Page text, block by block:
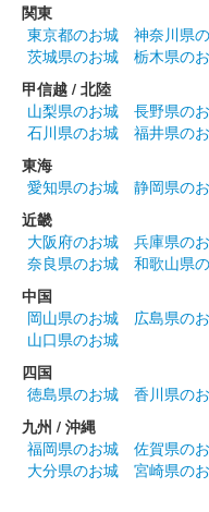
前橋城 御城印
前橋城 御城印
前橋城 御城印
前橋城 御城印
前橋城 御城印
前橋城 御城印
関東
東京都のお城
神奈川県
茨城県のお城
栃木県の
甲信越 / 北陸
山梨県のお城
長野県の
石川県のお城
福井県の
東海
愛知県のお城
静岡県の
近畿
大阪府のお城
兵庫県の
奈良県のお城
和歌山県
中国
岡山県のお城
広島県の
山口県のお城
四国
徳島県のお城
香川県の
九州 / 沖縄
福岡県のお城
佐賀県の
大分県のお城
宮崎県の